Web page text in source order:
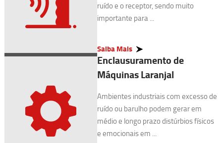
ruído e o receptor, sendo muito
importante para ...
Saiba Mais
Enclausuramento de
Máquinas Laranjal
Ambientes industriais com excesso de
ruído ou barulho podem gerar em
médio e longo prazo distúrbios físicos
e emocionais em ...